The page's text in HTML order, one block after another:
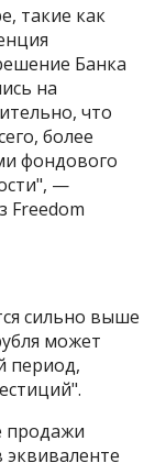
такие как
Банка
на
что
более
фондового
—
Freedom
сильно выше
может
период,
продажи